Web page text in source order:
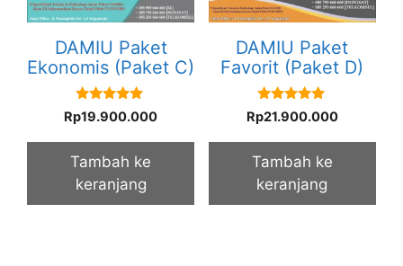
DAMIU Paket
Ekonomis (Paket C)
5.00
out of 5
Rp19.900.000
Tambah ke
keranjang
DAMIU Paket
Favorit (Paket D)
5.00
out of 5
Rp21.900.000
Tambah ke
keranjang